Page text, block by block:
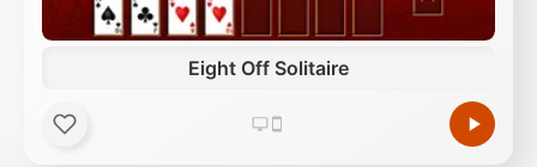
Eight Off Solitaire